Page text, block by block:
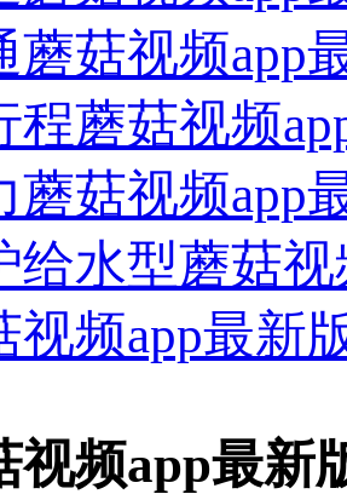
蘑菇视频app
程蘑菇视频
蘑菇视频app
给水型蘑菇
视频app最新
视频app最新